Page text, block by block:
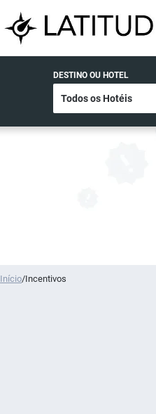
DESTINO OU HOTEL
Início/Incentivos